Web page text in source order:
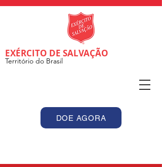
EXÉRCITO DE SALVAÇÃO
Território do Brasil
DOE AGORA